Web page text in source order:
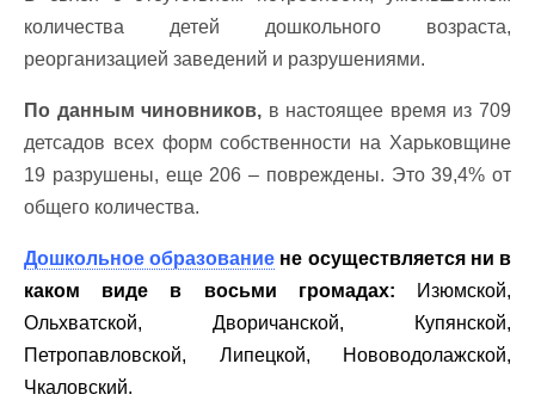
количества детей дошкольного возраста,
реорганизацией заведений и разрушениями.
По данным чиновников, в настоящее время из 709
детсадов всех форм собственности на Харьковщине
19 разрушены, еще 206 – повреждены. Это 39,4% от
общего количества.
Дошкольное образование не осуществляется ни в
каком виде в восьми громадах: Изюмской,
Ольхватской, Дворичанской, Купянской,
Петропавловской, Липецкой, Нововодолажской,
Чкаловский.